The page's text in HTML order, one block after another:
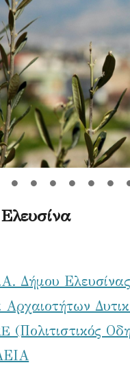
Δήμου Ελευσίνας
(Πολιτιστικός